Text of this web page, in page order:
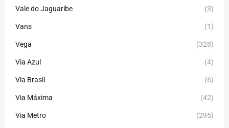
Vale do Jaguaribe (3)
Vans (1)
Vega (328)
Via Azul (4)
Via Brasil (6)
Via Máxima (42)
Via Metro (295)